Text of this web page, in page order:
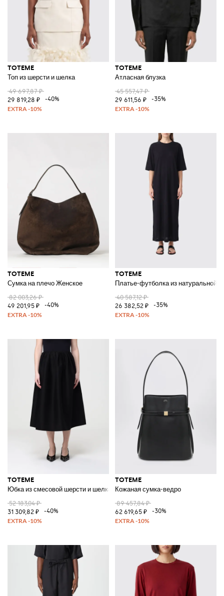
TOTEME
Топ из шерсти и шелка
49 697,87 ₽
29 819,28 ₽
-40%
TOTEME
Атласная блузка
45 557,47 ₽
29 611,56 ₽
-35%
TOTEME
Сумка на плечо Женское
82 003,26 ₽
49 201,95 ₽
-40%
TOTEME
Платье-футболка из натуральной
40 587,12 ₽
26 382,52 ₽
-35%
TOTEME
Юбка из смесовой шерсти и шелка
52 183,04 ₽
31 309,82 ₽
-40%
TOTEME
Кожаная сумка-ведро
89 457,84 ₽
62 619,65 ₽
-30%